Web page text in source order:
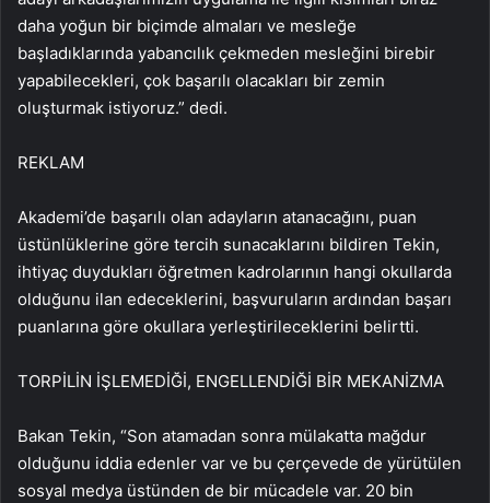
daha yoğun bir biçimde almaları ve mesleğe
başladıklarında yabancılık çekmeden mesleğini birebir
yapabilecekleri, çok başarılı olacakları bir zemin
oluşturmak istiyoruz.” dedi.
REKLAM
Akademi’de başarılı olan adayların atanacağını, puan
üstünlüklerine göre tercih sunacaklarını bildiren Tekin,
ihtiyaç duydukları öğretmen kadrolarının hangi okullarda
olduğunu ilan edeceklerini, başvuruların ardından başarı
puanlarına göre okullara yerleştirileceklerini belirtti.
TORPİLİN İŞLEMEDİĞİ, ENGELLENDİĞİ BİR MEKANİZMA
Bakan Tekin, “Son atamadan sonra mülakatta mağdur
olduğunu iddia edenler var ve bu çerçevede de yürütülen
sosyal medya üstünden de bir mücadele var. 20 bin